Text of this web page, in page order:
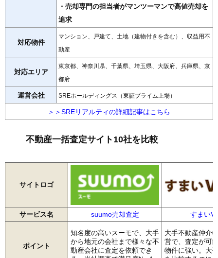
・売却専門の担当者がマンツーマンで高値売却を
追求
対応物件
マンション、戸建て、土地（建物付きを含む）、収益用不
動産
対応エリア
東京都、神奈川県、千葉県、埼玉県、大阪府、兵庫県、京
都府
運営会社 SREホールディングス（東証プライム上場）
＞＞SREリアルティの詳細記事はこちら
不動産一括査定サイト10社を比較
サイトロゴ
サービス名 suumo売却査定 すまい
ポイント
知名度の高いスーモで、大手
から地元の会社まで様々な不
動産会社に査定を依頼でき
大手不動産仲介
営で、査定が可
物件に強い。大